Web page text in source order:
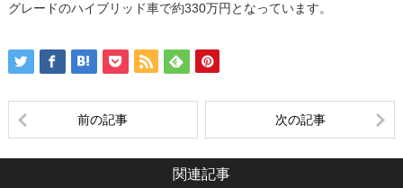
グレードのハイブリッド車で約330万円となっています。
前の記事 次の記事
関連記事